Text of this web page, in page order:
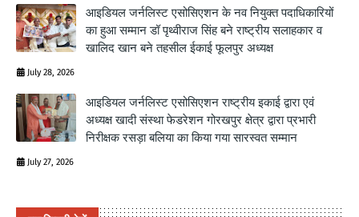
आइडियल जर्नलिस्ट एसोसिएशन के नव नियुक्त पदाधिकारियों
का हुआ सम्मान डॉ पृथ्वीराज सिंह बने राष्ट्रीय सलाहकार व
खालिद खान बने तहसील ईकाई फूलपुर अध्यक्ष
July 28, 2026
आइडियल जर्नलिस्ट एसोसिएशन राष्ट्रीय इकाई द्वारा एवं
अध्यक्ष खादी संस्था फेडरेशन गोरखपुर क्षेत्र द्वारा प्रभारी
निरीक्षक रसड़ा बलिया का किया गया सारस्वत सम्मान
July 27, 2026